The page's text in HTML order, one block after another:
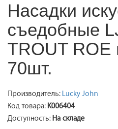
Насадки
съедобные
TROUT
70шт.
Производитель: Lucky John
Код товара: K006404
Доступность: На складе